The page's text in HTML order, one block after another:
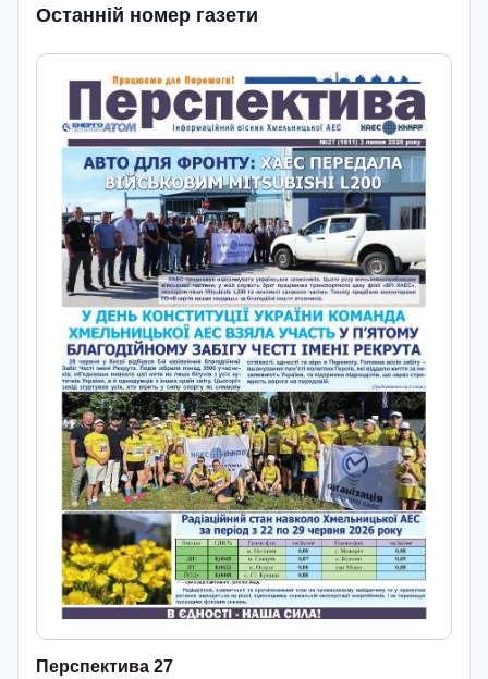
Останній номер газети
Перспектива 27